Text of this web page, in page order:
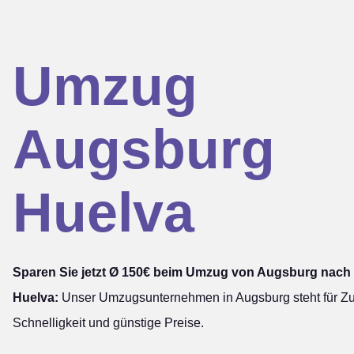
Umzug
Augsburg
Huelva
Sparen Sie jetzt Ø 150€ beim Umzug von Augsburg nach
Huelva: Unser Umzugsunternehmen in Augsburg steht für
Schnelligkeit und günstige Preise.